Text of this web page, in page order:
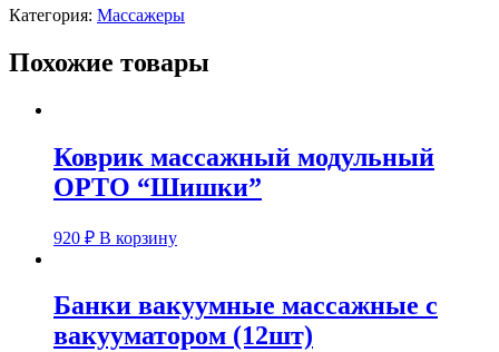
Категория: Массажеры
Похожие товары
Коврик массажный модульный
ОРТО “Шишки”
920 ₽ В корзину
Банки вакуумные массажные с
вакууматором (12шт)